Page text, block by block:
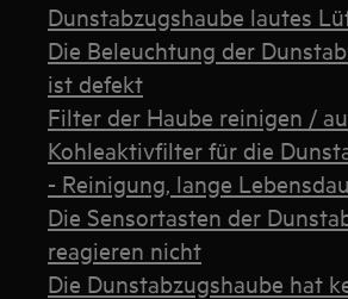
Dunstabzugshaube lautes
Die Beleuchtung der
ist defekt
Filter der Haube reinigen /
Kohleaktivfilter für die
- Reinigung, lange
Die Sensortasten der
reagieren nicht
Die Dunstabzugshaube hat